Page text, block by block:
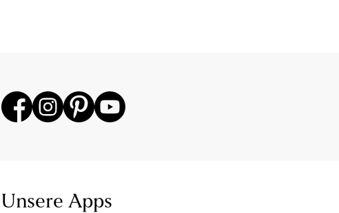
Unsere Apps